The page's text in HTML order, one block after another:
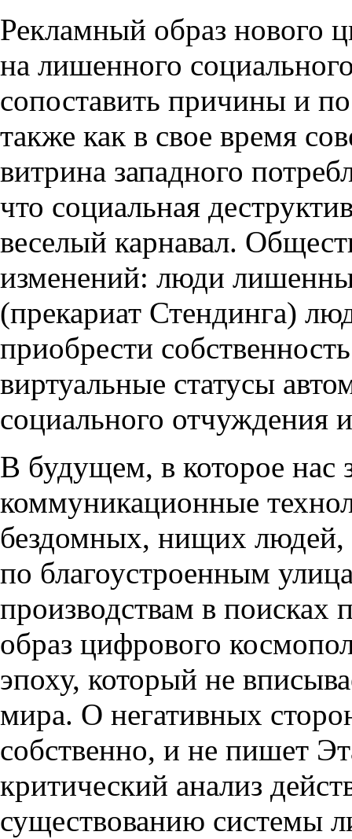
Рекламный образ нового
на лишенного
сопоставить причины и
также как в свое время
витрина западного
что социальная
веселый карнавал.
изменений: люди
(прекариат Стендинга)
приобрести
виртуальные статусы
социального отчуждения
В будущем, в которое нас
коммуникационные
бездомных, нищих людей,
по благоустроенным
производствам в поисках
образ цифрового
эпоху, который не
мира. О негативных
собственно, и не пишет
критический анализ
существованию системы